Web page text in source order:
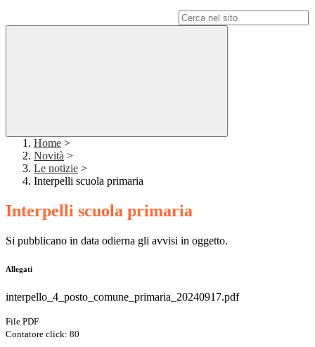
Home >
Novità >
Le notizie >
Interpelli scuola primaria
Interpelli scuola primaria
Si pubblicano in data odierna gli avvisi in oggetto.
Allegati
interpello_4_posto_comune_primaria_20240917.pdf
File PDF
Contatore click: 80